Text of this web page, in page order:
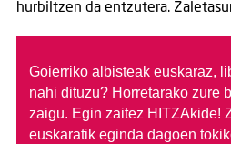
hurbiltzen da entzutera.
Goierriko albisteak euskaraz,
nahi dituzu? Horretarako zure
zaigu. Egin zaitez HITZAkide!
euskaratik eginda dagoen